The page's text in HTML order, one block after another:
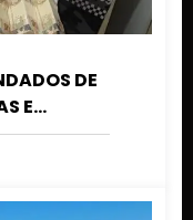
DE
E
CUIABÁ